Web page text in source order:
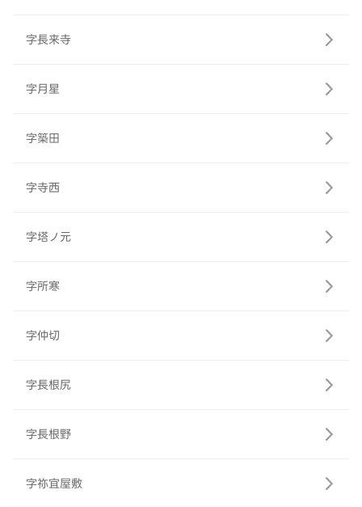
字長来寺
字月星
字築田
字寺西
字塔ノ元
字所寒
字仲切
字長根尻
字長根野
字祢宜屋敷